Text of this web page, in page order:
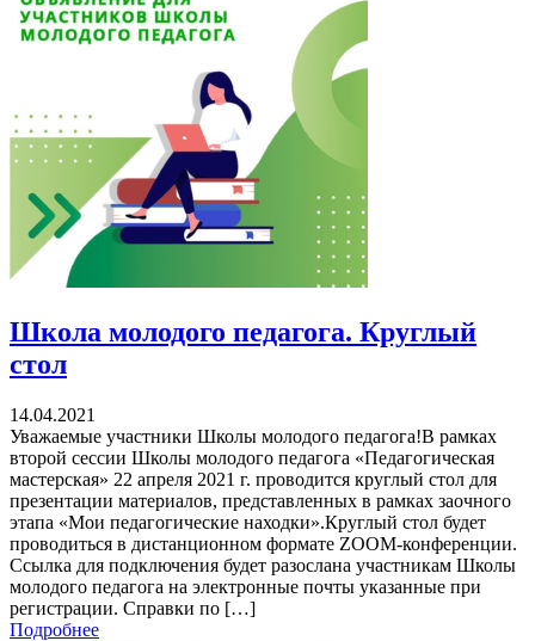
Школа молодого педагога. Круглый
стол
14.04.2021
Уважаемые участники Школы молодого педагога!В рамках
второй сессии Школы молодого педагога «Педагогическая
мастерская» 22 апреля 2021 г. проводится круглый стол для
презентации материалов, представленных в рамках заочного
этапа «Мои педагогические находки».Круглый стол будет
проводиться в дистанционном формате ZOOM-конференции.
Ссылка для подключения будет разослана участникам Школы
молодого педагога на электронные почты указанные при
регистрации. Справки по […]
Подробнее